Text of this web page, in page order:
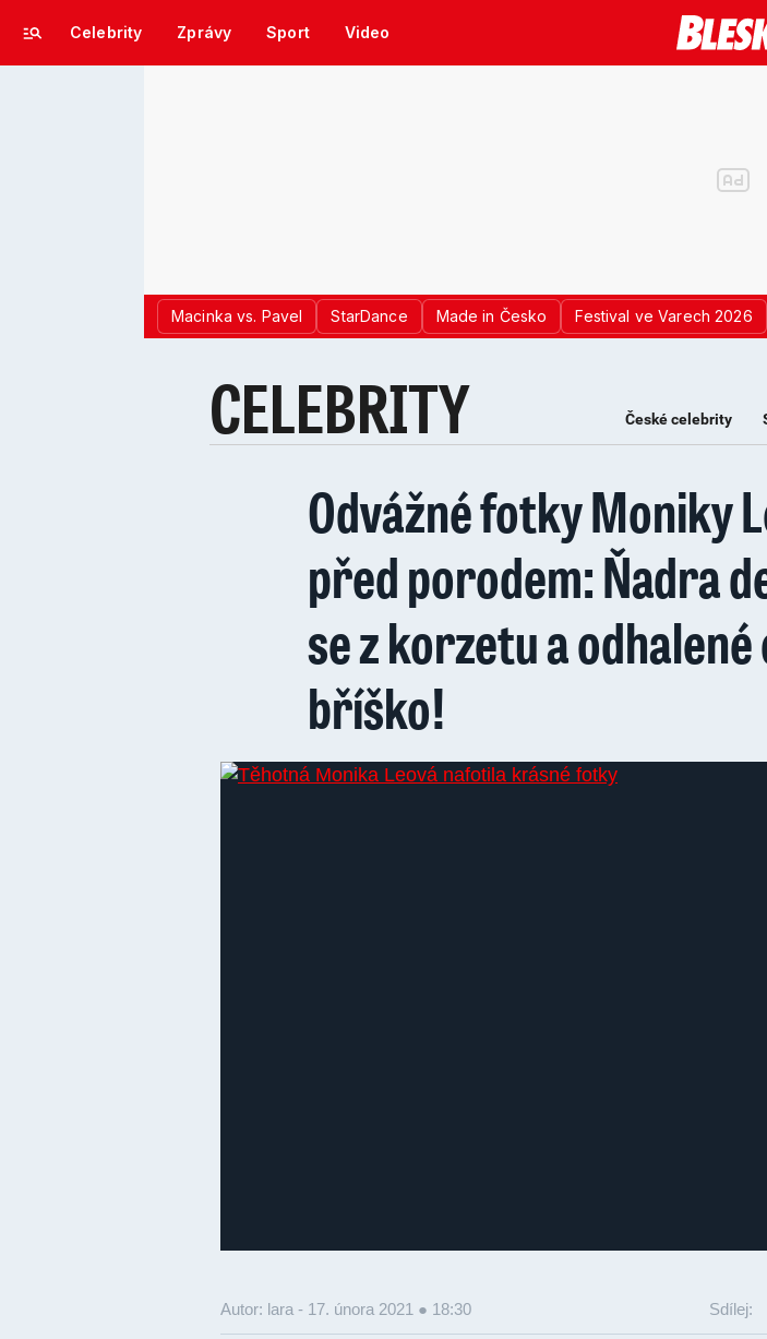
Celebrity Zprávy Sport Video
Macinka vs. Pavel StarDance Made in Česko Festival ve Varech 2026
CELEBRITY České celebrity
Odvážné fotky Moniky
před porodem: Ňadra
se z korzetu a
bříško!
Autor: lara - 17. února 2021 ● 18:30 Sdílej: